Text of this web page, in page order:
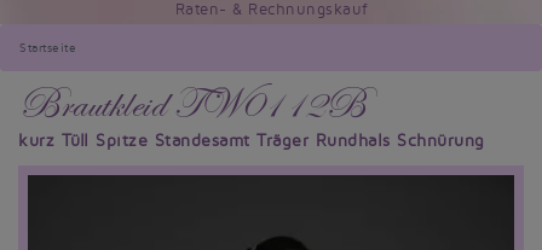
Raten- & Rechnungskauf
Startseite
Brautkleid TW0112B
kurz Tüll Spitze Standesamt Träger Rundhals Schnürung